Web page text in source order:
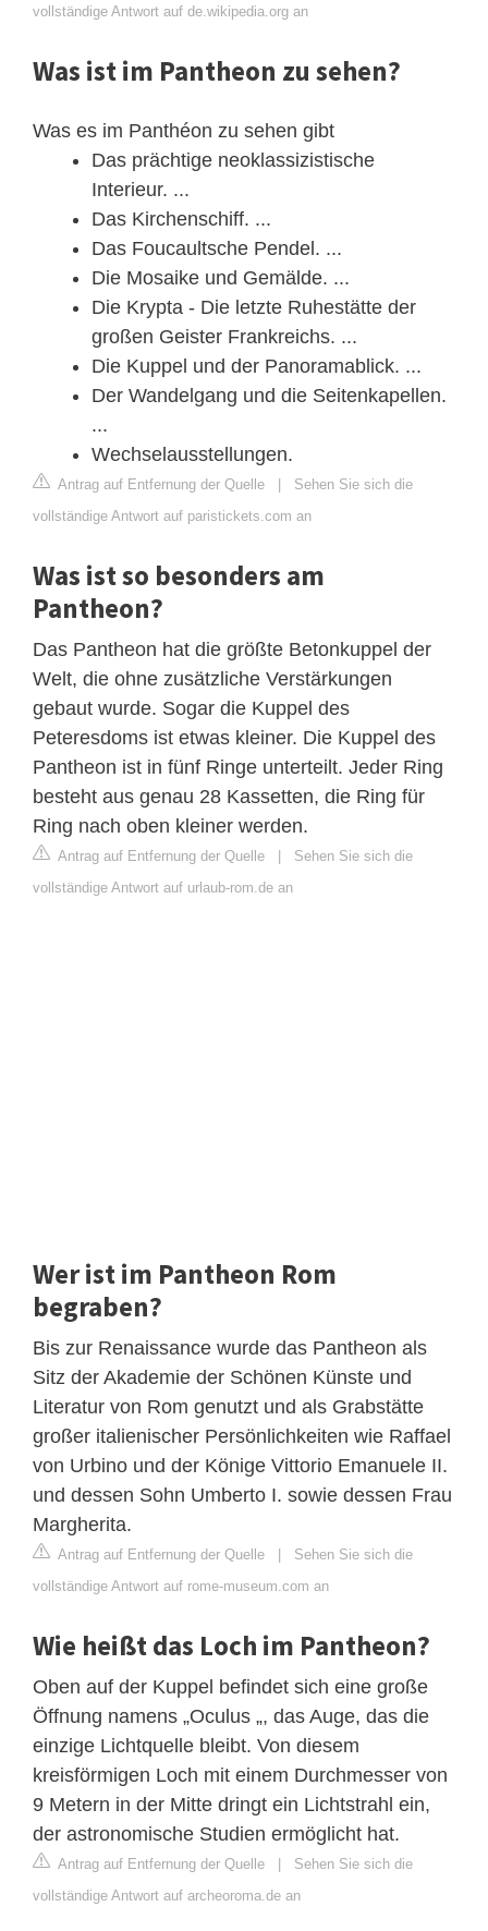
vollständige Antwort auf de.wikipedia.org an
Was ist im Pantheon zu sehen?
Was es im Panthéon zu sehen gibt
Das prächtige neoklassizistische
Interieur. ...
Das Kirchenschiff. ...
Das Foucaultsche Pendel. ...
Die Mosaike und Gemälde. ...
Die Krypta - Die letzte Ruhestätte der
großen Geister Frankreichs. ...
Die Kuppel und der Panoramablick. ...
Der Wandelgang und die Seitenkapellen.
...
Wechselausstellungen.
Antrag auf Entfernung der Quelle | Sehen Sie sich die
vollständige Antwort auf paristickets.com an
Was ist so besonders am
Pantheon?
Das Pantheon hat die größte Betonkuppel der
Welt, die ohne zusätzliche Verstärkungen
gebaut wurde. Sogar die Kuppel des
Peteresdoms ist etwas kleiner. Die Kuppel des
Pantheon ist in fünf Ringe unterteilt. Jeder Ring
besteht aus genau 28 Kassetten, die Ring für
Ring nach oben kleiner werden.
Antrag auf Entfernung der Quelle | Sehen Sie sich die
vollständige Antwort auf urlaub-rom.de an
Wer ist im Pantheon Rom
begraben?
Bis zur Renaissance wurde das Pantheon als
Sitz der Akademie der Schönen Künste und
Literatur von Rom genutzt und als Grabstätte
großer italienischer Persönlichkeiten wie Raffael
von Urbino und der Könige Vittorio Emanuele II.
und dessen Sohn Umberto I. sowie dessen Frau
Margherita.
Antrag auf Entfernung der Quelle | Sehen Sie sich die
vollständige Antwort auf rome-museum.com an
Wie heißt das Loch im Pantheon?
Oben auf der Kuppel befindet sich eine große
Öffnung namens „Oculus „, das Auge, das die
einzige Lichtquelle bleibt. Von diesem
kreisförmigen Loch mit einem Durchmesser von
9 Metern in der Mitte dringt ein Lichtstrahl ein,
der astronomische Studien ermöglicht hat.
Antrag auf Entfernung der Quelle | Sehen Sie sich die
vollständige Antwort auf archeoroma.de an